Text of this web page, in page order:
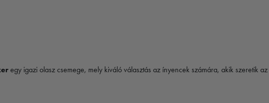
egy igazi olasz csemege, mely kiváló választás az ínyencek számára, akik szeretik